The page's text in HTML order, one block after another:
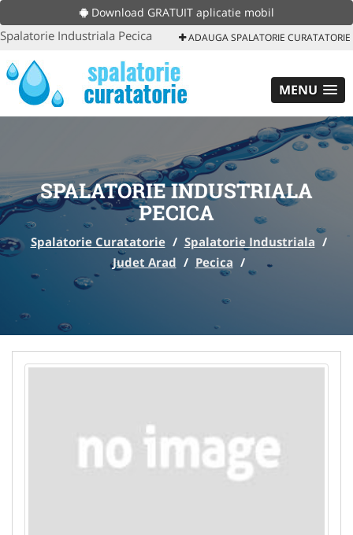
Download GRATUIT aplicatie mobil
Spalatorie Industriala Pecica ADAUGA SPALATORIE CURATATORIE
MENU
SPALATORIE INDUSTRIALA
PECICA
Spalatorie Curatatorie / Spalatorie Industriala /
Judet Arad / Pecica /